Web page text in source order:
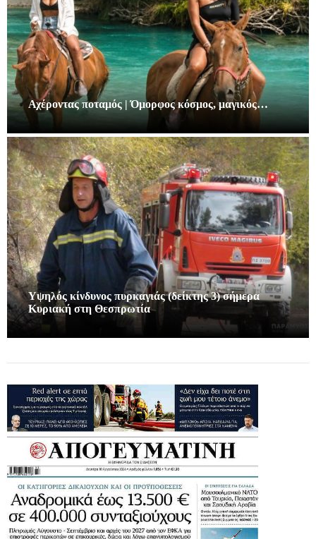
Αχέροντας ποταμός | Όμορφος κόσμος, μαγικός…
Υψηλός κίνδυνος πυρκαγιάς (δείκτης 3) σήμερα
Κυριακή στη Θεσπρωτία